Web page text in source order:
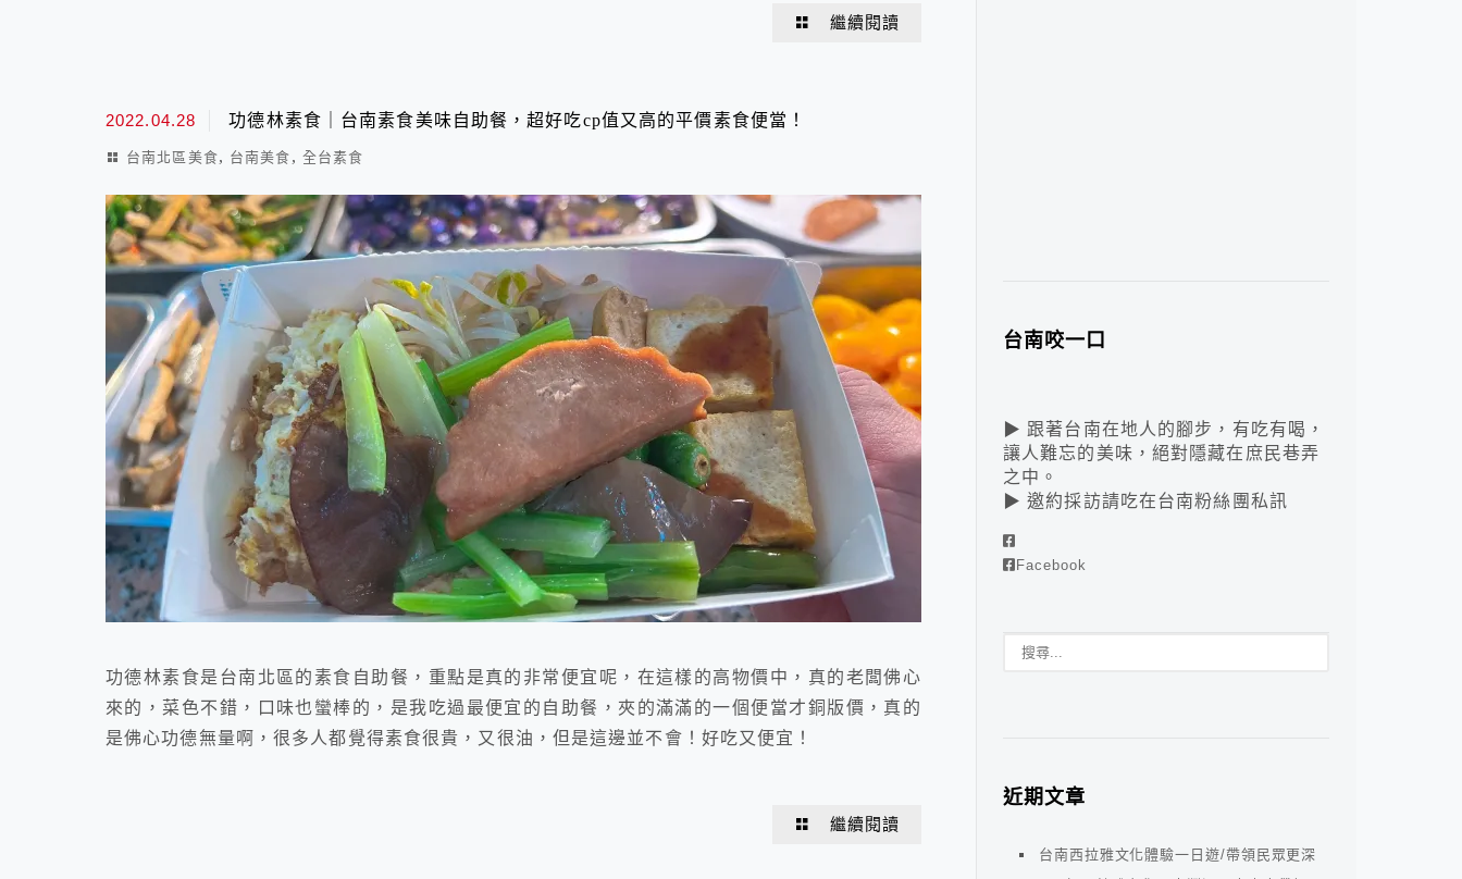
繼續閱讀
2022.04.28 功德林素食｜台南素食美味自助餐，超好吃cp值又高的平價素食便當！
台南北區美食, 台南美食 , 全台素食
功德林素食是台南北區的素食自助餐，重點是真的非常便宜呢，在這樣的高物價中，真的老闆佛心
來的，菜色不錯，口味也蠻棒的，是我吃過最便宜的自助餐，夾的滿滿的一個便當才銅版價，真的
是佛心功德無量啊，很多人都覺得素食很貴，又很油，但是這邊並不會！好吃又便宜！
繼續閱讀
台南咬一口
▶ 跟著台南在地人的腳步，有吃有喝，
讓人難忘的美味，絕對隱藏在庶民巷弄
之中。
▶ 邀約採訪請吃在台南粉絲團私訊
Facebook
近期文章
台南西拉雅文化體驗一日遊/帶領民眾更深